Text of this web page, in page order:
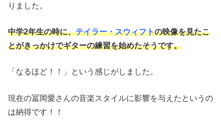
りました。
中学2年生の時に、テイラー・スウィフトの映像を見たこ
とがきっかけでギターの練習を始めたそうです。
「なるほど！！」という感じがしました。
現在の冨岡愛さんの音楽スタイルに影響を与えたというの
は納得です！！